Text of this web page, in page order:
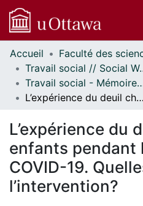
Communautés
et collections
Parcourir
Statistiques
À propos
Accueil
Travail
Travail social - Mémoires //
L’expérience du deuil chez les enfants pendant la pandémie COVID-19. Quelles pistes pour l’intervention?
L’expérience du
enfants pendant
COVID-19.
l’intervention?